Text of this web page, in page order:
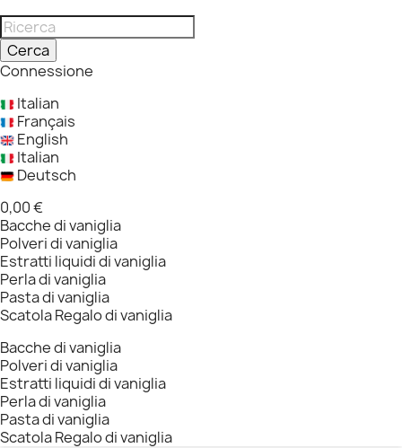
Cerca
Connessione
Italian
Français
English
Italian
Deutsch
0,00 €
Bacche di vaniglia
Polveri di vaniglia
Estratti liquidi di vaniglia
Perla di vaniglia
Pasta di vaniglia
Scatola Regalo di vaniglia
Bacche di vaniglia
Polveri di vaniglia
Estratti liquidi di vaniglia
Perla di vaniglia
Pasta di vaniglia
Scatola Regalo di vaniglia